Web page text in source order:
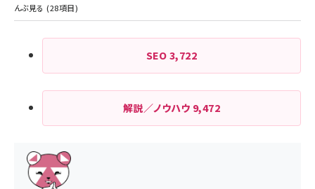
SEO 3,722
解説／ノウハウ 9,472